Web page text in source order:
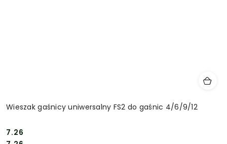
Wieszak gaśnicy uniwersalny FS2 do gaśnic 4/6/9/12
7.26